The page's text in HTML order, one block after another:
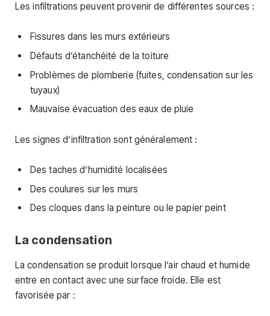
Les infiltrations peuvent provenir de différentes sources :
Fissures dans les murs extérieurs
Défauts d’étanchéité de la toiture
Problèmes de plomberie (fuites, condensation sur les
tuyaux)
Mauvaise évacuation des eaux de pluie
Les signes d’infiltration sont généralement :
Des taches d’humidité localisées
Des coulures sur les murs
Des cloques dans la peinture ou le papier peint
La condensation
La condensation se produit lorsque l’air chaud et humide
entre en contact avec une surface froide. Elle est
favorisée par :